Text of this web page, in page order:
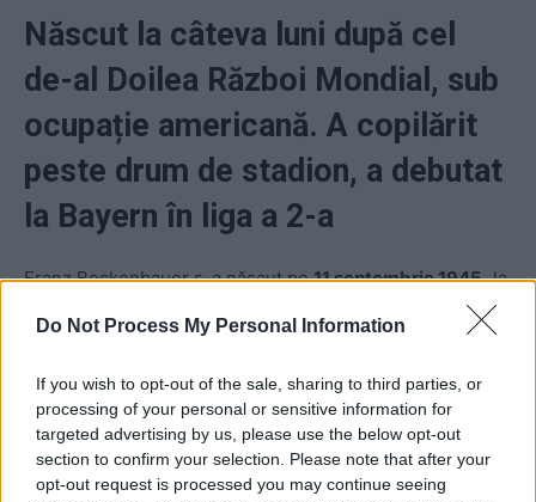
Do Not Process My Personal Information
If you wish to opt-out of the sale, sharing to third parties, or
processing of your personal or sensitive information for
targeted advertising by us, please use the below opt-out
section to confirm your selection. Please note that after your
opt-out request is processed you may continue seeing
Născut la câteva luni după cel
de-al Doilea Război Mondial, sub
ocupație americană. A copilărit
peste drum de stadion, a debutat
la Bayern în liga a 2-a
Franz Beckenbauer s-a născut pe11 septembrie 1945,la
München, la câteva luni după sfârșitul celui de-al Doilea
Război Mondial. Bavaria, ca întreaga Germanie de Vest,
Britanie, Franța), în plină denazificare, și se pregătea de
istoricul Proces de la Nürnberg. În același timp, estul
Germaniei se afla sub ocupație sovietică și se pregătea
să devină dictatură comunistă.